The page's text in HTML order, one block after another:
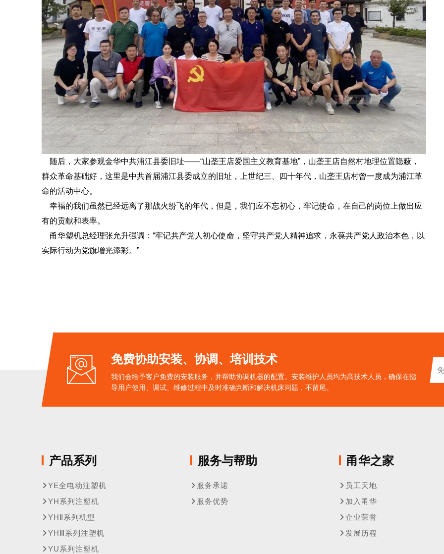
随后，大家参观金华中共浦江县委旧址——“山垄王店爱国主义教育基地”，山垄王店自然村地理位置隐蔽，
群众革命基础好，这里是中共首届浦江县委成立的旧址，上世纪三、四十年代，山垄王店村曾一度成为浦江革
命的活动中心。
幸福的我们虽然已经远离了那战火纷飞的年代，但是，我们应不忘初心，牢记使命，在自己的岗位上做出应
有的贡献和表率。
甬华塑机总经理张允升强调：“牢记共产党人初心使命，坚守共产党人精神追求，永葆共产党人政治本色，以
实际行动为党旗增光添彩。”
免费协助安装、协调、培训技术
我们会给予客户免费的安装服务，并帮助协调机器的配置。安装维护人员均为高技术人员，确保在指
导用户使用、调试、维修过程中及时准确判断和解决机床问题，不留尾。
产品系列
YE全电动注塑机
YH系列注塑机
YHⅡ系列机型
YHⅢ系列注塑机
YU系列注塑机
服务与帮助
服务承诺
服务优势
甬华之家
员工天地
加入甬华
企业荣誉
发展历程